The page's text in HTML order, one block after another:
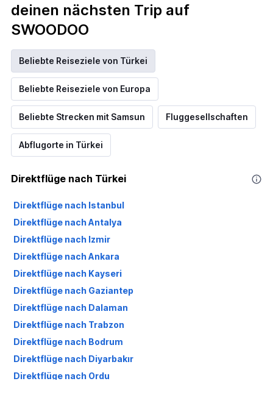
deinen nächsten Trip auf
SWOODOO
Beliebte Reiseziele von Türkei
Beliebte Reiseziele von Europa
Beliebte Strecken mit Samsun Fluggesellschaften
Abflugorte in Türkei
Direktflüge nach Türkei
Direktflüge nach Istanbul
Direktflüge nach Antalya
Direktflüge nach Izmir
Direktflüge nach Ankara
Direktflüge nach Kayseri
Direktflüge nach Gaziantep
Direktflüge nach Dalaman
Direktflüge nach Trabzon
Direktflüge nach Bodrum
Direktflüge nach Diyarbakır
Direktflüge nach Ordu